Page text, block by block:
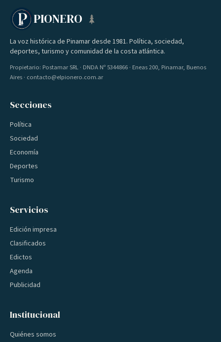
PIONERO
La voz histórica de Pinamar desde 1981. Política, sociedad,
deportes, turismo y comunidad de la costa atlántica.
Propietario: Postamar SRL · DNDA Nº 5344866 · Eneas 200, Pinamar, Buenos
Aires · contacto@elpionero.com.ar
Secciones
Política
Sociedad
Economía
Deportes
Turismo
Servicios
Edición impresa
Clasificados
Edictos
Agenda
Publicidad
Institucional
Quiénes somos